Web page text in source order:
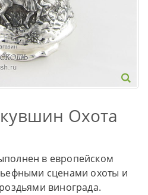
Охота
в европейском
сценами охоты и
винограда.